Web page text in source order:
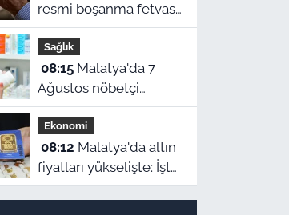
kesintileri
uygulanacak.
Kesintilerin yap
resmi boşanma fetvası
ve Malatya namaz
vakitleri
Sağlık
08:15Malatya'da 7
Ağustos nöbetçi
eczaneler belli oldu!
Ekonomi
08:12
fiyatları yükselişte: İşte
7 Ağustos güncel